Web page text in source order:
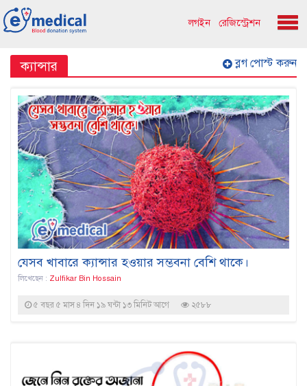
লগইন রেজিস্ট্রেশন
ক্যান্সার ব্লগ পোস্ট করুন
যেসব খাবারে ক্যান্সার হওয়ার সম্ভবনা বেশি থাকে।
লিখেছেন : Zulfikar Bin Hossain
৫ বছর ৫ মাস ৪ দিন ১৯ ঘন্টা ১৩ মিনিট আগে ২৫৮৮